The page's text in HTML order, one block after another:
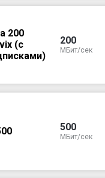
200
(с
200
МБит/сек
500
МБит/сек